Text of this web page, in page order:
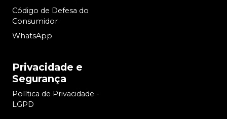
Código de Defesa do
Consumidor
WhatsApp
Privacidade e
Segurança
Política de Privacidade -
LGPD